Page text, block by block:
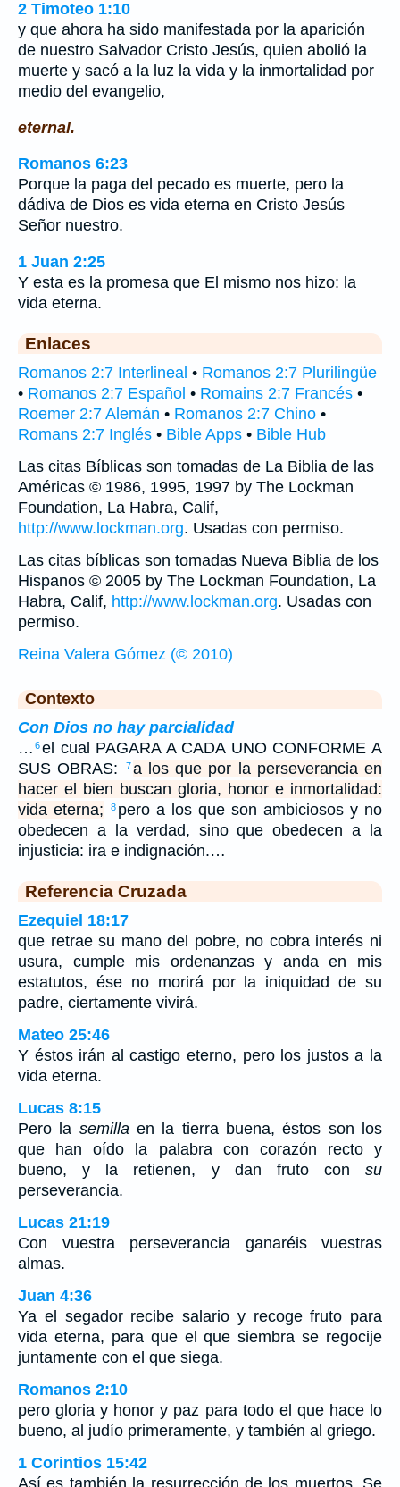
2 Timoteo 1:10
y que ahora ha sido manifestada por la aparición
de nuestro Salvador Cristo Jesús, quien abolió la
muerte y sacó a la luz la vida y la inmortalidad por
medio del evangelio,
eternal.
Romanos 6:23
Porque la paga del pecado es muerte, pero la
dádiva de Dios es vida eterna en Cristo Jesús
Señor nuestro.
1 Juan 2:25
Y esta es la promesa que El mismo nos hizo: la
vida eterna.
Enlaces
Romanos 2:7 Interlineal • Romanos 2:7 Plurilingüe
• Romanos 2:7 Español • Romains 2:7 Francés •
Roemer 2:7 Alemán • Romanos 2:7 Chino •
Romans 2:7 Inglés • Bible Apps • Bible Hub
Las citas Bíblicas son tomadas de La Biblia de las
Américas © 1986, 1995, 1997 by The Lockman
Foundation, La Habra, Calif,
http://www.lockman.org. Usadas con permiso.
Las citas bíblicas son tomadas Nueva Biblia de los
Hispanos © 2005 by The Lockman Foundation, La
Habra, Calif, http://www.lockman.org. Usadas con
permiso.
Reina Valera Gómez (© 2010)
Contexto
Con Dios no hay parcialidad
… 6el cual PAGARA A CADA UNO CONFORME A
SUS OBRAS:
7 a los que por la perseverancia en
hacer el bien buscan gloria, honor e inmortalidad:
vida eterna;
8 pero a los que son ambiciosos y no
obedecen a la verdad, sino que obedecen a la
injusticia: ira e indignación.…
Referencia Cruzada
Ezequiel 18:17
que retrae su mano del pobre, no cobra interés ni
usura, cumple mis ordenanzas y anda en mis
estatutos, ése no morirá por la iniquidad de su
padre, ciertamente vivirá.
Mateo 25:46
Y éstos irán al castigo eterno, pero los justos a la
vida eterna.
Lucas 8:15
Pero la semilla en la tierra buena, éstos son los
que han oído la palabra con corazón recto y
bueno, y la retienen, y dan fruto con su
perseverancia.
Lucas 21:19
Con vuestra perseverancia ganaréis vuestras
almas.
Juan 4:36
Ya el segador recibe salario y recoge fruto para
vida eterna, para que el que siembra se regocije
juntamente con el que siega.
Romanos 2:10
pero gloria y honor y paz para todo el que hace lo
bueno, al judío primeramente, y también al griego.
1 Corintios 15:42
Así es también la resurrección de los muertos. Se